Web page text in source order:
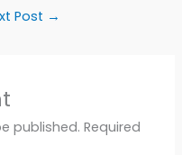
h
e
Post →
published. Required